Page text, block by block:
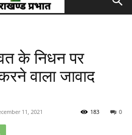
के निधन पर
वाला जावाद
11, 2021 0
183